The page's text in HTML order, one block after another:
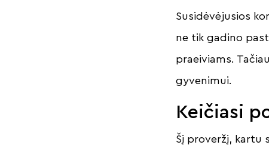
Susidėvėjusios
ne tik gadino
praeiviams.
gyvenimui.
Keičiasi
Šį proveržį, kartu